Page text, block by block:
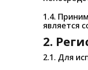
1.4.
является
2.
2.1. Для